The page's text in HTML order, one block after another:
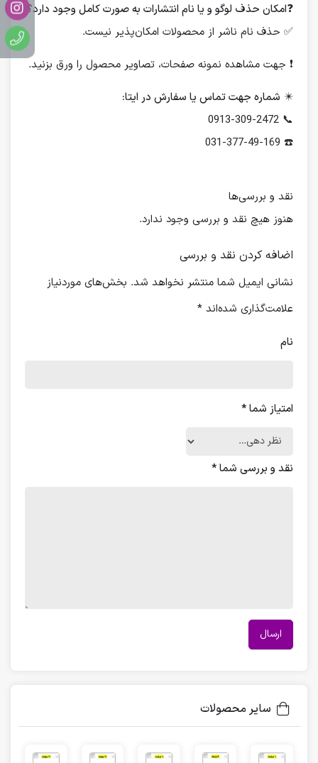
❓امکان حذف لوگو و یا نام انتشارات به صورت کامل وجود دارد؟
✅ حذف نام ناشر از محصولات امکان‌پذیر نیست.
❗️ جهت مشاهده نمونه صفحات، تصاویر محصول را ورق بزنید.
✴️ شماره جهت تماس یا سفارش در ایتا:
📞 0913-309-2472
☎️ 031-377-49-169
نقد و بررسی‌ها
هنوز هیچ نقد و بررسی وجود ندارد.
اضافه کردن نقد و بررسی
نشانی ایمیل شما منتشر نخواهد شد. بخش‌های موردنیاز
علامت‌گذاری شده‌اند *
نام
امتیاز شما*
نقد و بررسی شما*
سایر محصولات